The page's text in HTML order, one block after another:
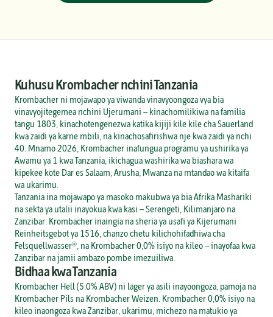
Kuhusu Krombacher nchini Tanzania
Krombacher ni mojawapo ya viwanda vinavyoongoza vya bia
vinavyojitegemea nchini Ujerumani — kinachomilikiwa na familia
tangu 1803, kinachotengenezwa katika kijiji kile kile cha Sauerland
kwa zaidi ya karne mbili, na kinachosafirishwa nje kwa zaidi ya nchi
40. Mnamo 2026, Krombacher inafungua programu ya ushirika ya
Awamu ya 1 kwa Tanzania, ikichagua washirika wa biashara wa
kipekee kote Dar es Salaam, Arusha, Mwanza na mtandao wa kitaifa
wa ukarimu.
Tanzania ina mojawapo ya masoko makubwa ya bia Afrika Mashariki
na sekta ya utalii inayokua kwa kasi — Serengeti, Kilimanjaro na
Zanzibar. Krombacher inaingia na sheria ya usafi ya Kijerumani
Reinheitsgebot ya 1516, chanzo chetu kilichohifadhiwa cha
Felsquellwasser®, na Krombacher 0,0% isiyo na kileo — inayofaa kwa
Zanzibar na jamii ambazo pombe imezuiliwa.
Bidhaa kwa Tanzania
Krombacher Hell (5.0% ABV) ni lager ya asili inayoongoza, pamoja na
Krombacher Pils na Krombacher Weizen. Krombacher 0,0% isiyo na
kileo inaongoza kwa Zanzibar, ukarimu, michezo na matukio ya